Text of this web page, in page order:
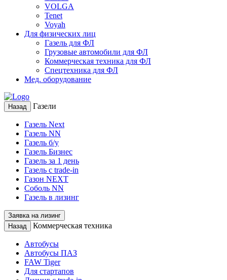
VOLGA
Tenet
Voyah
Для физических лиц
Газель для ФЛ
Грузовые автомобили для ФЛ
Коммерческая техника для ФЛ
Спецтехника для ФЛ
Мед. оборудование
Назад Газели
Газель Next
Газель NN
Газель б/у
Газель Бизнес
Газель за 1 день
Газель с trade-in
Газон NEXT
Соболь NN
Газель в лизинг
Заявка на лизинг
Назад
Коммерческая техника
Автобусы
Автобусы ПАЗ
FAW Tiger
Для стартапов